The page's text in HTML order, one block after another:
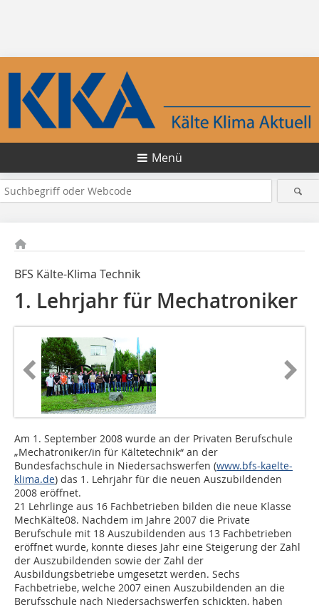
Menü
BFS Kälte-Klima Technik
1. Lehrjahr für Mechatroniker
Am 1. September 2008 wurde an der Privaten Berufschule
„Mechatroniker/in für Kältetechnik“ an der
Bundesfachschule in Niedersachswerfen (www.bfs-kaelte-
klima.de) das 1. Lehrjahr für die neuen Auszubildenden
2008 eröffnet.
21 Lehrlinge aus 16 Fachbetrieben bilden die neue Klasse
MechKälte08. Nachdem im Jahre 2007 die Private
Berufschule mit 18 Auszubildenden aus 13 Fachbetrieben
eröffnet wurde, konnte dieses Jahr eine Steigerung der Zahl
der Auszubildenden sowie der Zahl der
Ausbildungsbetriebe umgesetzt werden. Sechs
Fachbetriebe, welche 2007 einen Auszubildenden an die
Berufsschule nach Niedersachswerfen schickten, haben